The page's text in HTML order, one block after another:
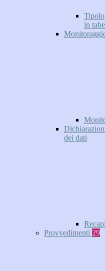
in
dei dati
Provvedimenti 29